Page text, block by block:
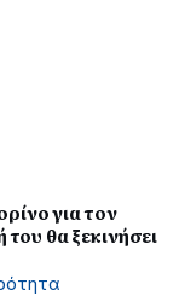
για τον
θα ξεκινήσει